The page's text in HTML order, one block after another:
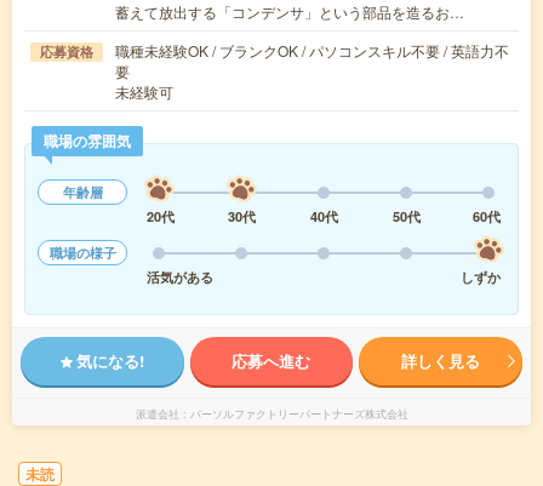
蓄えて放出する「コンデンサ」という部品を造るお…
応募資格
職種未経験OK / ブランクOK / パソコンスキル不要 / 英語力不
要
未経験可
職場の雰囲気
年齢層
20代
30代 40代 50代
60代
職場の様子
活気がある
しずか
気になる! 応募へ進む 詳しく見る
派遣会社 パーソルファクトリーパートナーズ株式会社
未読